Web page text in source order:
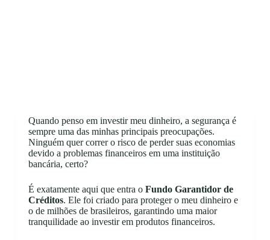
Quando penso em investir meu dinheiro, a segurança é
sempre uma das minhas principais preocupações.
Ninguém quer correr o risco de perder suas economias
devido a problemas financeiros em uma instituição
bancária, certo?
É exatamente aqui que entra o Fundo Garantidor de
Créditos. Ele foi criado para proteger o meu dinheiro e
o de milhões de brasileiros, garantindo uma maior
tranquilidade ao investir em produtos financeiros.